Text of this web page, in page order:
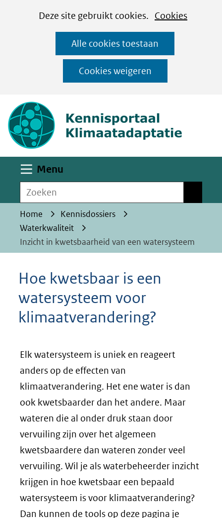
CookiesDeze site gebruikt cookies. Cookies
op
deze
website
worden
toegestaan
geweigerd.
Alle cookies toestaan
Cookies weigeren
Ga
naar
de
inhoud
Menu
Zoeken
Home
Kennisdossiers
Waterkwaliteit
Inzicht in kwetsbaarheid van een watersysteem
Hoe kwetsbaar is een
watersysteem voor
klimaatverandering?
Elk watersysteem is uniek en reageert
anders op de effecten van
klimaatverandering. Het ene water is dan
ook kwetsbaarder dan het andere. Maar
wateren die al onder druk staan door
vervuiling zijn over het algemeen
kwetsbaardere dan wateren zonder veel
vervuiling. Wil je als waterbeheerder inzicht
krijgen in hoe kwetsbaar een bepaald
watersysteem is voor klimaatverandering?
Dan kunnen de tools op deze pagina je